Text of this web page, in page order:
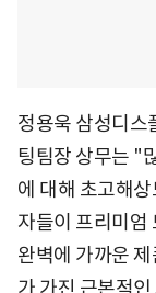
정용욱 삼성디스
팅팀장 상무는 "
에 대해 초고해
자들이 프리미엄
완벽에 가까운
가 가진 근본적